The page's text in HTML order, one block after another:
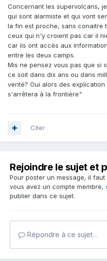
Concernant les supervolcans,
qui sont alarmiste et qui vont
la fin est proche, sans conaitre
ceux qui n'y croient pas car il
car ils ont accès aux
entre les deux camps.
Mis ne pensez vous pas que si
ce soit dans dix ans ou dans
verité? Oui alors des
s'arrêtera à la frontière"
Citer
Rejoindre le sujet et
Pour poster un message, il
vous avez un compte membre,
publier dans ce sujet.
Répondre à ce sujet…